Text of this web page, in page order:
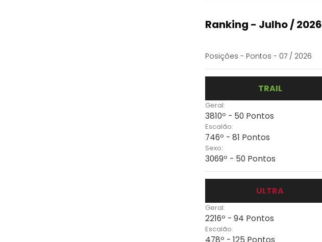
Ranking - Julho / 2026
Posições - Pontos - 07 / 2026
TRAIL
Geral:
3810º - 50 Pontos
Escalão:
746º - 81 Pontos
Sexo:
3069º - 50 Pontos
ULTRA
Geral:
2216º - 94 Pontos
Escalão:
478º - 125 Pontos